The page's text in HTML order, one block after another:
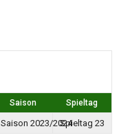
Saison Spieltag
Saison 2023/2024Spieltag 23